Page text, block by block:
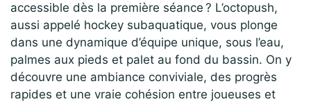
accessible dès la première séance ? L’octopush,
aussi appelé hockey subaquatique, vous plonge
dans une dynamique d’équipe unique, sous l’eau,
palmes aux pieds et palet au fond du bassin. On y
découvre une ambiance conviviale, des progrès
rapides et une vraie cohésion entre joueuses et